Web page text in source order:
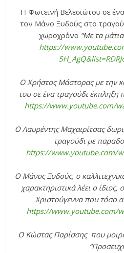
Η Φωτεινή Βελεσιώτου σε
τον Μάνο Ξυδούς στο
χωροχρόνο “Με τα
https://
Ο Χρήστος Μάστορας με την
του σε ένα τραγούδι έκπληξη
https://www.youtube.com/
Ο Λαυρέντης Μαχαιρίτσας
τραγούδι με
https://www.youtube.com/
Ο Μάνος Ξυδούς, ο
χαρακτηριστικά λέει ο ίδιος,
Χριστούγεννα που τόσο
https://www.youtube.com/
Ο Κώστας Παρίσσης που